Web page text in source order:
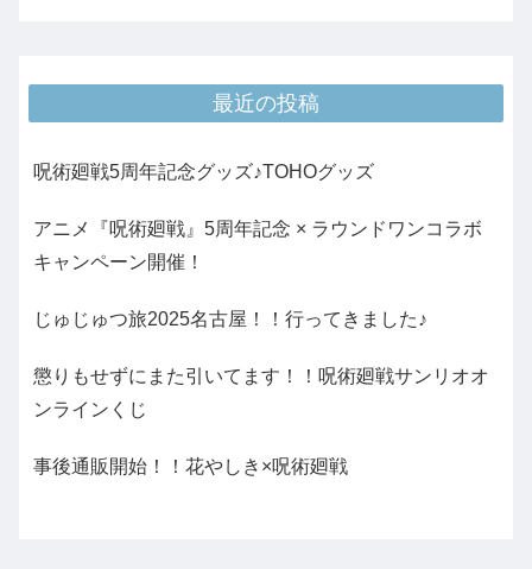
最近の投稿
呪術廻戦5周年記念グッズ♪TOHOグッズ
アニメ『呪術廻戦』5周年記念 × ラウンドワンコラボ
キャンペーン開催！
じゅじゅつ旅2025名古屋！！行ってきました♪
懲りもせずにまた引いてます！！呪術廻戦サンリオオ
ンラインくじ
事後通販開始！！花やしき×呪術廻戦